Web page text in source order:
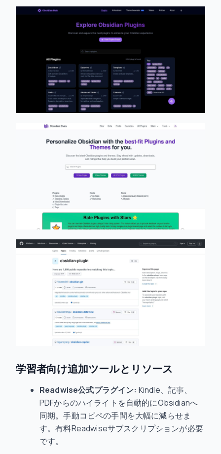
学習者向け追加ツールとリソース
Readwise公式プラグイン: Kindle、記事、
PDFからのハイライトを自動的にObsidianへ
同期。手動コピペの手間を大幅に減らせま
す。有料Readwiseサブスクリプションが必要
です。